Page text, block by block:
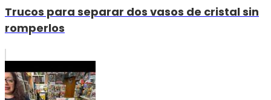
Trucos para separar dos vasos de cristal sin
romperlos